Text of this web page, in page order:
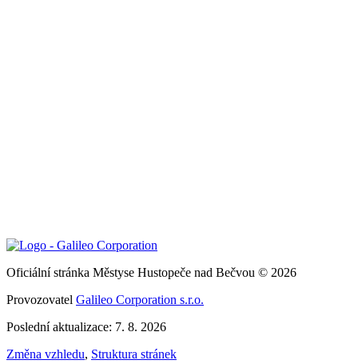
Oficiální stránka Městyse Hustopeče nad Bečvou © 2026
Provozovatel Galileo Corporation s.r.o.
Poslední aktualizace: 7. 8. 2026
Změna vzhledu, Struktura stránek